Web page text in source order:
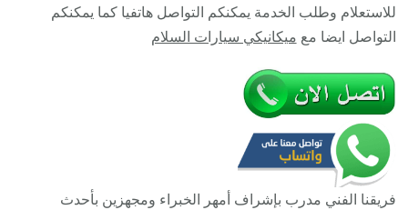
للاستعلام وطلب الخدمة يمكنكم التواصل هاتفيا كما يمكنكم
التواصل ايضا مع ميكانيكي سيارات السلام
فريقنا الفني مدرب بإشراف أمهر الخبراء ومجهزين بأحدث